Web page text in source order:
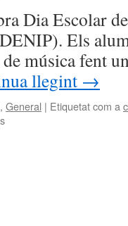
Dia Escolar
Els
música fent
llegint →
, General | Etiquetat com a